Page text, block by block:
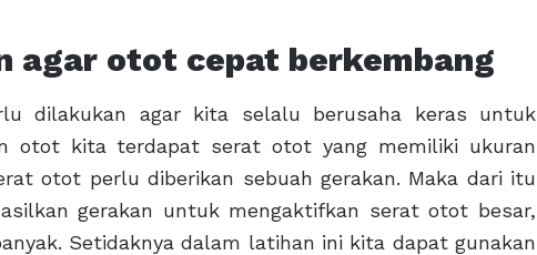
agar otot cepat berkembang
dilakukan agar kita selalu berusaha keras untuk
otot kita terdapat serat otot yang memiliki ukuran
otot perlu diberikan sebuah gerakan. Maka dari itu
gerakan untuk mengaktifkan serat otot besar,
Setidaknya dalam latihan ini kita dapat gunakan